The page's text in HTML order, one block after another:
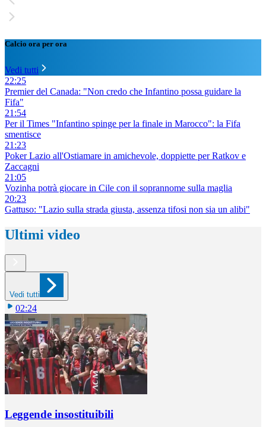
Calcio ora per ora
Vedi tutti
22:25
Premier del Canada: "Non credo che Infantino possa guidare la
Fifa"
21:54
Per il Times "Infantino spinge per la finale in Marocco": la Fifa
smentisce
21:23
Poker Lazio all'Ostiamare in amichevole, doppiette per Ratkov e
Zaccagni
21:05
Vozinha potrà giocare in Cile con il soprannome sulla maglia
20:23
Gattuso: "Lazio sulla strada giusta, assenza tifosi non sia un alibi"
Ultimi video
Vedi tutti
02:24
Leggende insostituibili